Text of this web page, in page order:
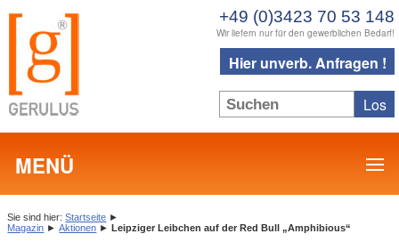
+49 (0)3423 70 53 148
Wir liefern nur für den gewerblichen Bedarf!
Hier unverb. Anfragen !
MENÜ
Sie sind hier:Startseite ►
Magazin ►Aktionen ►Leipziger Leibchen auf der Red Bull „Amphibious“